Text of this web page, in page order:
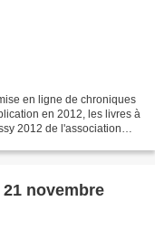
en ligne de chroniques
en 2012, les livres à
2012 de l'association
novembre